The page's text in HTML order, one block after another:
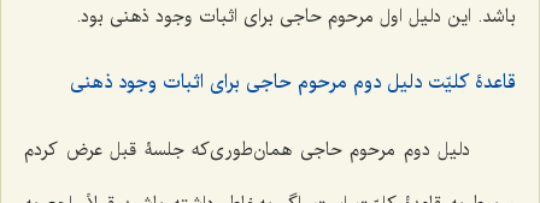
باشد. این دلیل اول مرحوم حاجی برای اثبات وجود ذهنی بود.
قاعدۀ کلیّت دلیل دوم مرحوم حاجی برای اثبات وجود ذهنی
دلیل دوم مرحوم حاجی همان‌طوری‌که جلسۀ قبل عرض کردم